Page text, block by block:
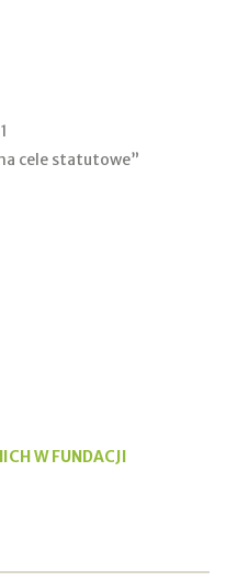
cele statutowe”
W FUNDACJI